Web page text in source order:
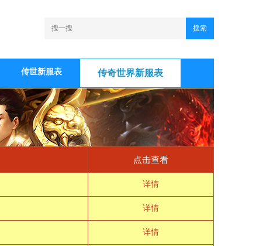
搜索
传世新服表 传奇世界新服表
点击查看
详情
详情
详情